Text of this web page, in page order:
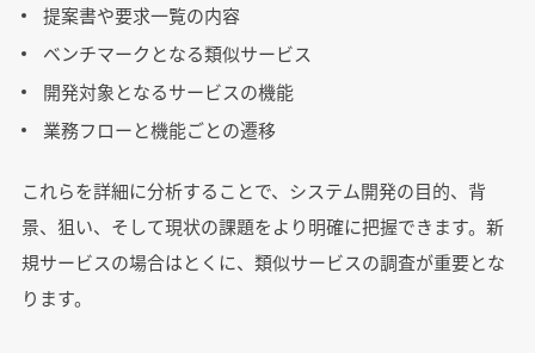
提案書や要求一覧の内容
ベンチマークとなる類似サービス
開発対象となるサービスの機能
業務フローと機能ごとの遷移
これらを詳細に分析することで、システム開発の目的、背
景、狙い、そして現状の課題をより明確に把握できます。新
規サービスの場合はとくに、類似サービスの調査が重要とな
ります。